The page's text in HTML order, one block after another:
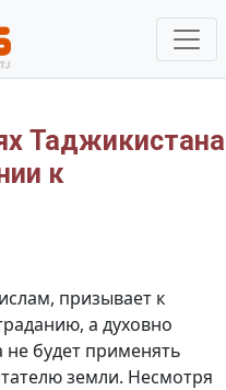
Таджикистана
к
призывает к
а духовно
будет применять
земли. Несмотря